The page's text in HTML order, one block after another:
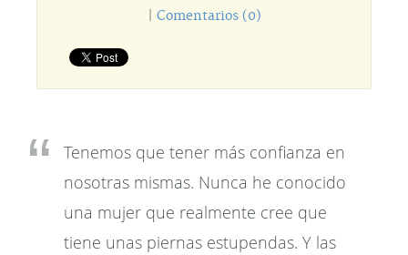
Comentarios (0)
Tenemos que tener más confianza en
nosotras mismas. Nunca he conocido
una mujer que realmente cree que
tiene unas piernas estupendas. Y las